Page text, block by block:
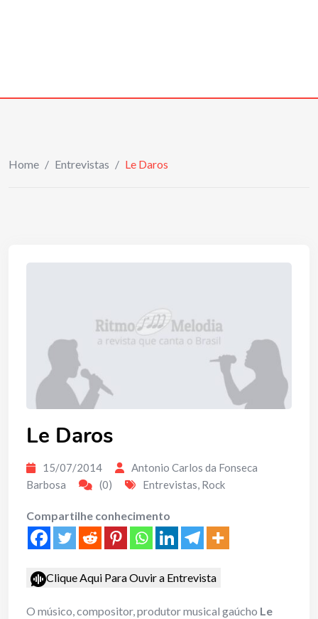
Home / Entrevistas / Le Daros
Le Daros
15/07/2014
Antonio Carlos da Fonseca
Barbosa
(0) Entrevistas, Rock
Compartilhe conhecimento
Clique Aqui Para Ouvir a Entrevista
O músico, compositor, produtor musical gaúcho Le